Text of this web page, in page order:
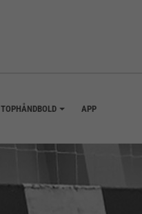
TOPHÅNDBOLD APP